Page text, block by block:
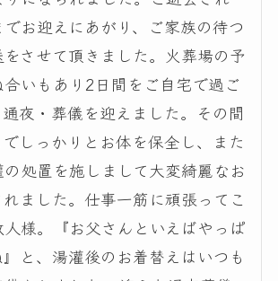
お迎えにあがり、ご家族の待つ
させて頂きました。火葬場の予
いもあり2日間をご自宅で過ご
夜・葬儀を迎えました。その間
でしっかりとお体を保全し、また
処置を施しまして大変綺麗なお
ました。仕事一筋に頑張ってこ
人様。『お父さんといえばやっぱ
』と、湯灌後のお着替えはいつも